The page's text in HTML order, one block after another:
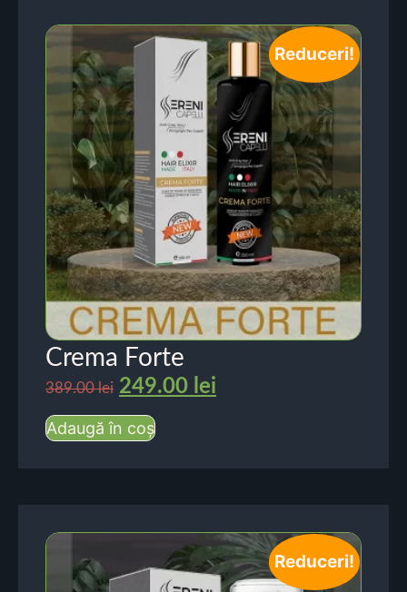
Reduceri!
Crema Forte
389.00lei 249.00 lei
Adaugă în coș
Reduceri!